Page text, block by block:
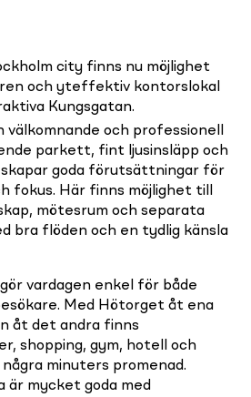
city finns nu möjlighet
och yteffektiv kontorslokal
Kungsgatan.
välkomnande och professionell
parkett, fint ljusinsläpp och
skapar goda förutsättningar för
fokus. Här finns möjlighet till
mötesrum och separata
bra flöden och en tydlig känsla
vardagen enkel för både
Med Hötorget åt ena
åt det andra finns
shopping, gym, hotell och
minuters promenad.
är mycket goda med